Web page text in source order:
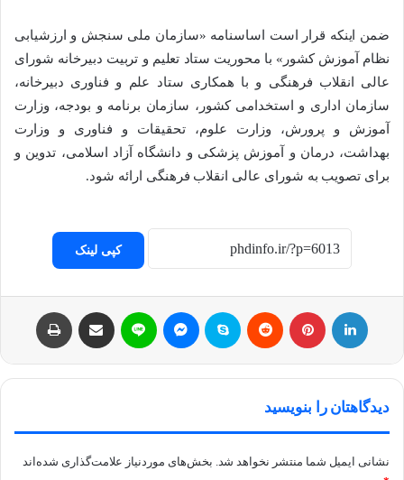
ضمن اینکه قرار است اساسنامه «سازمان ملی سنجش و ارزشیابی
نظام آموزش کشور» با محوریت ستاد تعلیم و تربیت دبیرخانه شورای
عالی انقلاب فرهنگی و با همکاری ستاد علم و فناوری دبیرخانه،
سازمان اداری و استخدامی کشور، سازمان برنامه و بودجه، وزارت
آموزش و پرورش، وزارت علوم، تحقیقات و فناوری و وزارت
بهداشت، درمان و آموزش پزشکی و دانشگاه آزاد اسلامی، تدوین و
برای تصویب به شورای عالی انقلاب فرهنگی ارائه شود.
کپی لینک
دیدگاهتان را بنویسید
نشانی ایمیل شما منتشر نخواهد شد. بخش‌های موردنیاز علامت‌گذاری شده‌اند